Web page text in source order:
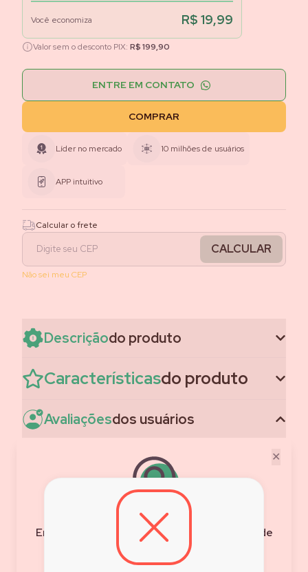
✕
Encontre as melhores ofertas e condições de
frete para sua região
Você economiza R$ 19,99
Valor sem o desconto PIX: R$ 199,90
ENTRE EM CONTATO
COMPRAR
Líder no mercado 10 milhões de usuários
APP intuitivo
Calcular o frete
CALCULAR
Não sei meu CEP
Descriçãodo produto
Característicasdo produto
Avaliaçõesdos usuários
0.0
avaliações
Filtrar Avaliações